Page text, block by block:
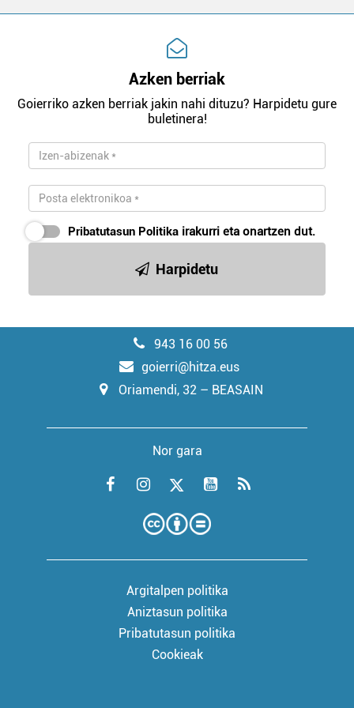
Azken berriak
Goierriko azken berriak jakin nahi dituzu? Harpidetu gure
buletinera!
Pribatutasun Politika irakurri eta onartzen dut.
Harpidetu
943 16 00 56
goierri@hitza.eus
Oriamendi, 32 – BEASAIN
Nor gara
Argitalpen politika
Aniztasun politika
Pribatutasun politika
Cookieak